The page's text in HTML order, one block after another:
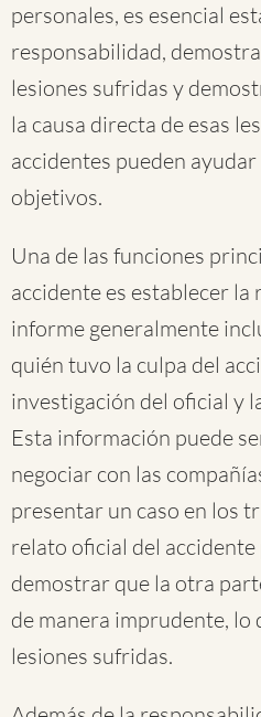
personales, es esencial
responsabilidad,
lesiones sufridas y
la causa directa de esas
accidentes pueden
objetivos.
Una de las funciones
accidente es establecer la
informe generalmente
quién tuvo la culpa del
investigación del oficial y
Esta información puede
negociar con las
presentar un caso en los
relato oficial del accidente
demostrar que la otra
de manera imprudente, lo
lesiones sufridas.